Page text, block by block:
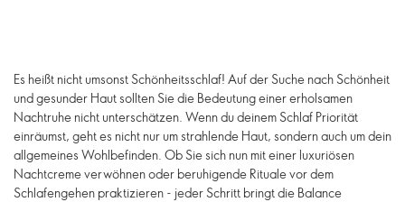
Hautgesundheit?
Es heißt nicht umsonst Schönheitsschlaf! Auf der Suche nach Schönheit
und gesunder Haut sollten Sie die Bedeutung einer erholsamen
Nachtruhe nicht unterschätzen. Wenn du deinem Schlaf Priorität
einräumst, geht es nicht nur um strahlende Haut, sondern auch um dein
allgemeines Wohlbefinden. Ob Sie sich nun mit einer luxuriösen
Nachtcreme verwöhnen oder beruhigende Rituale vor dem
Schlafengehen praktizieren - jeder Schritt bringt die Balance